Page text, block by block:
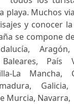
playa. Muchos
y conocer
se compone
País
La Mancha,
Murcia, Navarra,